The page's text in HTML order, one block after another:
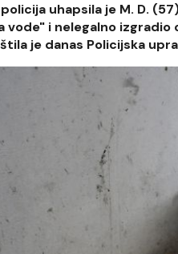
uhapsila je M. D.
i nelegalno
je danas Policijska